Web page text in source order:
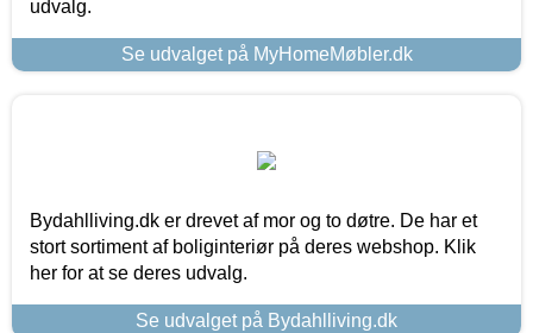
udvalg.
Se udvalget på MyHomeMøbler.dk
Bydahlliving.dk er drevet af mor og to døtre. De har et
stort sortiment af boliginteriør på deres webshop. Klik
her for at se deres udvalg.
Se udvalget på Bydahlliving.dk